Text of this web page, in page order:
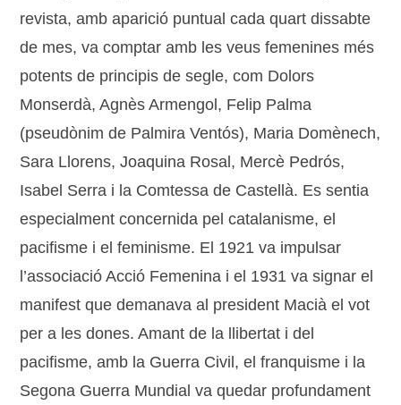
revista, amb aparició puntual cada quart dissabte
de mes, va comptar amb les veus femenines més
potents de principis de segle, com Dolors
Monserdà, Agnès Armengol, Felip Palma
(pseudònim de Palmira Ventós), Maria Domènech,
Sara Llorens, Joaquina Rosal, Mercè Pedrós,
Isabel Serra i la Comtessa de Castellà. Es sentia
especialment concernida pel catalanisme, el
pacifisme i el feminisme. El 1921 va impulsar
l’associació Acció Femenina i el 1931 va signar el
manifest que demanava al president Macià el vot
per a les dones. Amant de la llibertat i del
pacifisme, amb la Guerra Civil, el franquisme i la
Segona Guerra Mundial va quedar profundament